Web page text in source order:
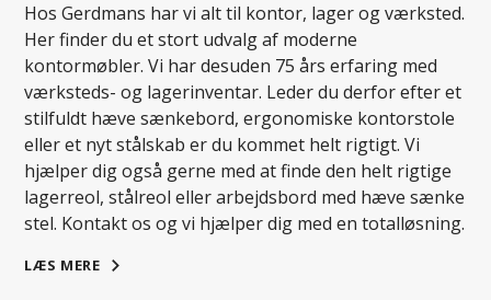
Hos Gerdmans har vi alt til kontor, lager og værksted.
Her finder du et stort udvalg af moderne
kontormøbler. Vi har desuden 75 års erfaring med
værksteds- og lagerinventar. Leder du derfor efter et
stilfuldt hæve sænkebord, ergonomiske kontorstole
eller et nyt stålskab er du kommet helt rigtigt. Vi
hjælper dig også gerne med at finde den helt rigtige
lagerreol, stålreol eller arbejdsbord med hæve sænke
stel. Kontakt os og vi hjælper dig med en totalløsning.
LÆS MERE